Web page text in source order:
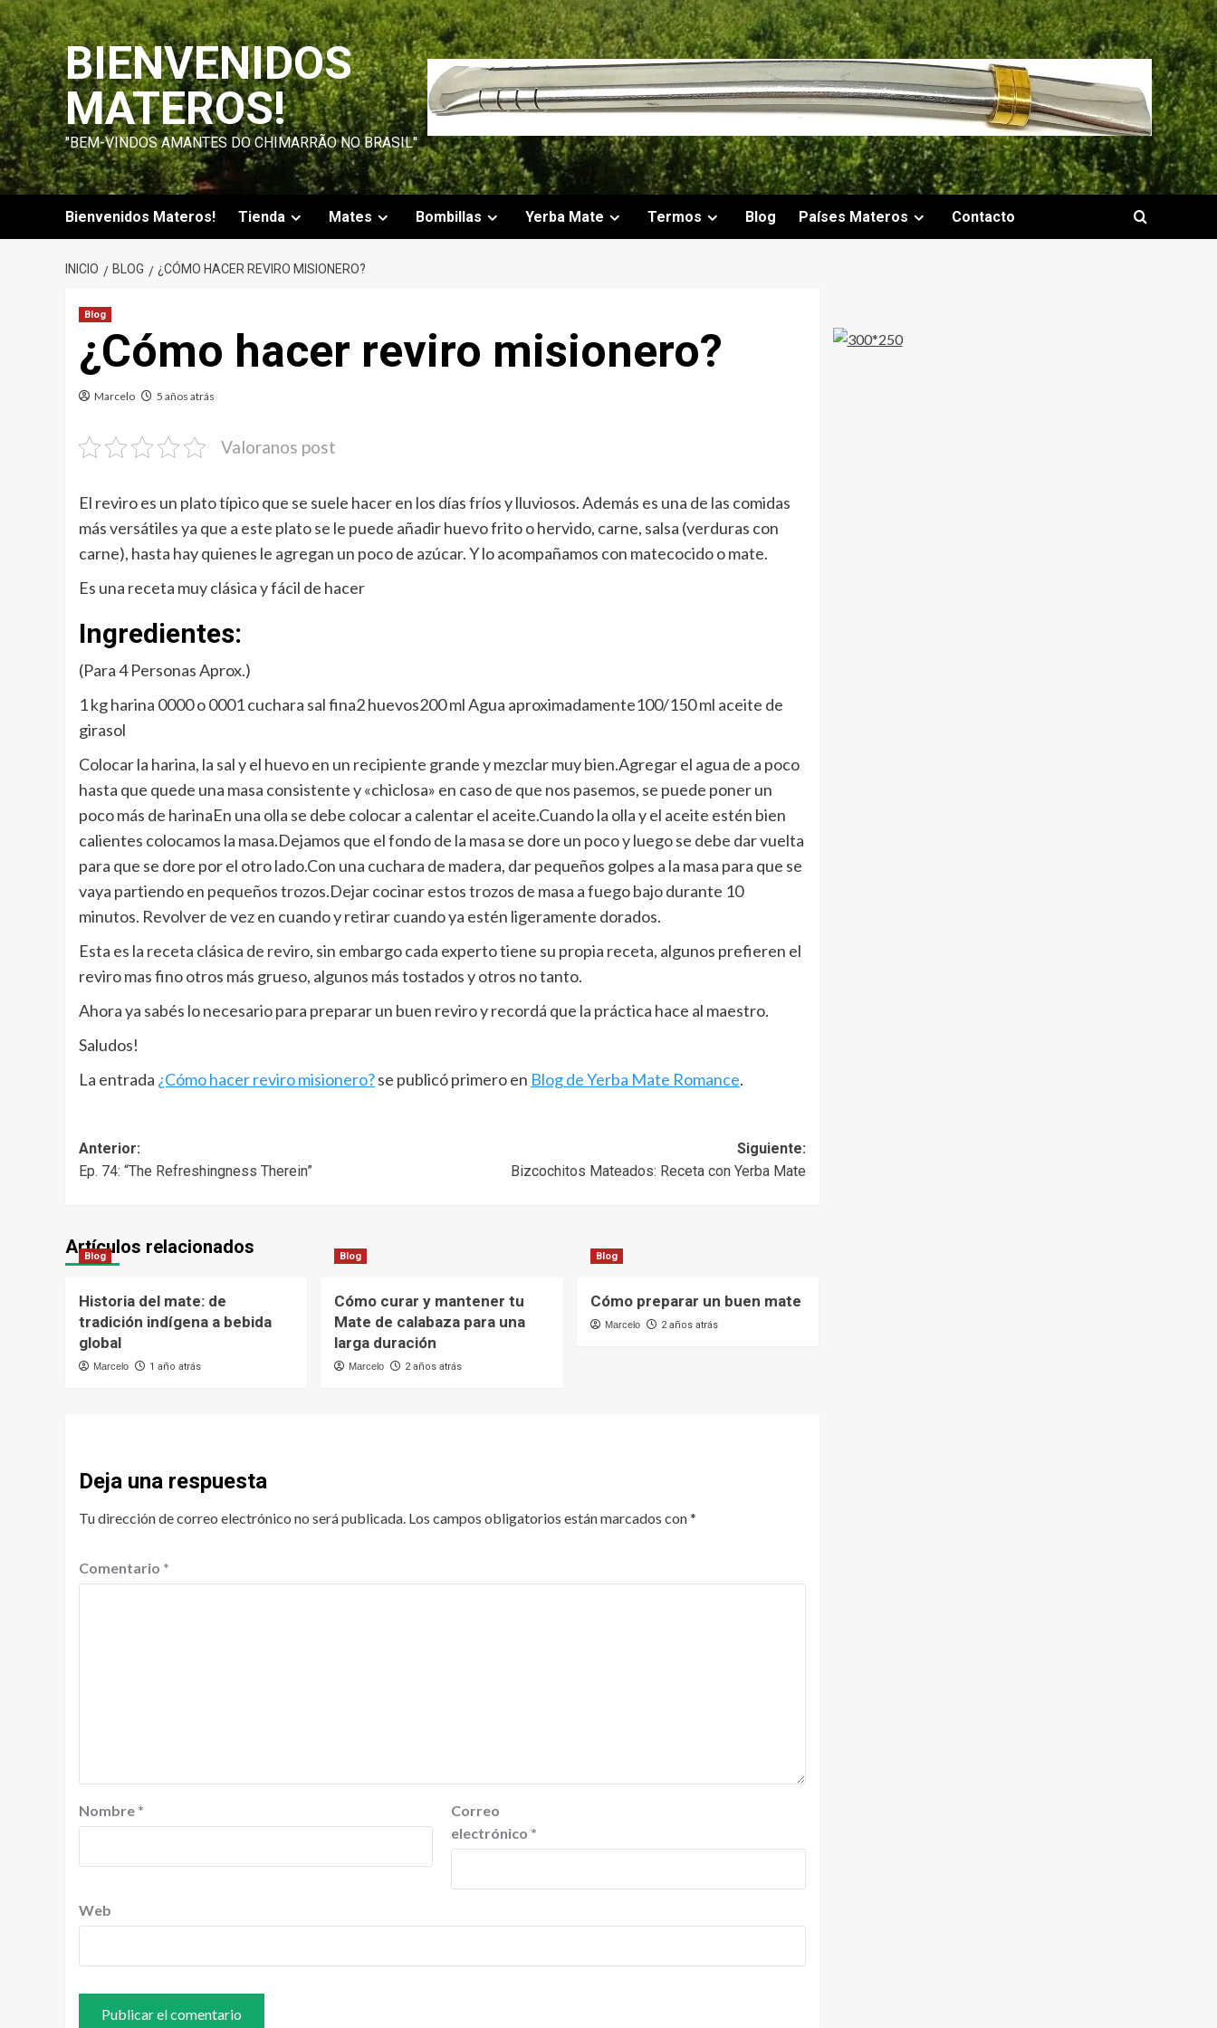
Saltar
al
contenido BIENVENIDOS
MATEROS!
"BEM-VINDOS AMANTES DO CHIMARRÃO NO BRASIL"
Bienvenidos Materos! Tienda Mates Bombillas Yerba Mate Termos Blog Países Materos Contacto
INICIO BLOG ¿CÓMO HACER REVIRO MISIONERO?
Blog
¿Cómo hacer reviro misionero?
Marcelo 5 años atrás
Valoranos post
El reviro es un plato típico que se suele hacer en los días fríos y lluviosos. Además es una de las comidas
más versátiles ya que a este plato se le puede añadir huevo frito o hervido, carne, salsa (verduras con
carne), hasta hay quienes le agregan un poco de azúcar. Y lo acompañamos con matecocido o mate.
Es una receta muy clásica y fácil de hacer
Ingredientes:
(Para 4 Personas Aprox.)
1 kg harina 0000 o 0001 cuchara sal fina2 huevos200 ml Agua aproximadamente100/150 ml aceite de
girasol
Colocar la harina, la sal y el huevo en un recipiente grande y mezclar muy bien.Agregar el agua de a poco
hasta que quede una masa consistente y «chiclosa» en caso de que nos pasemos, se puede poner un
poco más de harinaEn una olla se debe colocar a calentar el aceite.Cuando la olla y el aceite estén bien
calientes colocamos la masa.Dejamos que el fondo de la masa se dore un poco y luego se debe dar vuelta
para que se dore por el otro lado.Con una cuchara de madera, dar pequeños golpes a la masa para que se
vaya partiendo en pequeños trozos.Dejar cocinar estos trozos de masa a fuego bajo durante 10
minutos. Revolver de vez en cuando y retirar cuando ya estén ligeramente dorados.
Esta es la receta clásica de reviro, sin embargo cada experto tiene su propia receta, algunos prefieren el
reviro mas fino otros más grueso, algunos más tostados y otros no tanto.
Ahora ya sabés lo necesario para preparar un buen reviro y recordá que la práctica hace al maestro.
Saludos!
La entrada ¿Cómo hacer reviro misionero?se publicó primero en Blog de Yerba Mate Romance.
Navegación
de
Anterior:
Ep. 74: “The Refreshingness Therein”
Siguiente:
Bizcochitos Mateados: Receta con Yerba Mate
Artículos relacionados
Blog
Historia del mate: de
tradición indígena a bebida
global
Marcelo 1 año atrás
Blog
Cómo curar y mantener tu
Mate de calabaza para una
larga duración
Marcelo 2 años atrás
Blog
Cómo preparar un buen mate
Marcelo 2 años atrás
Deja una respuesta
Tu dirección de correo electrónico no será publicada. Los campos obligatorios están marcados con*
Comentario *
Nombre *
Correo
electrónico *
Web